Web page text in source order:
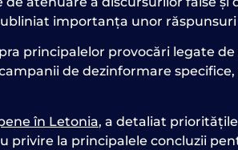
importanța unor răspunsuri
principalelor provocări legate
de dezinformare
în Letonia, a detaliat
la principalele concluzii